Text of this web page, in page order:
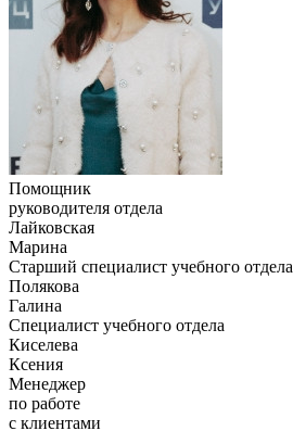
Помощник
руководителя отдела
Лайковская
Марина
Старший специалист учебного отдела
Полякова
Галина
Специалист учебного отдела
Киселева
Ксения
Менеджер
по работе
с клиентами